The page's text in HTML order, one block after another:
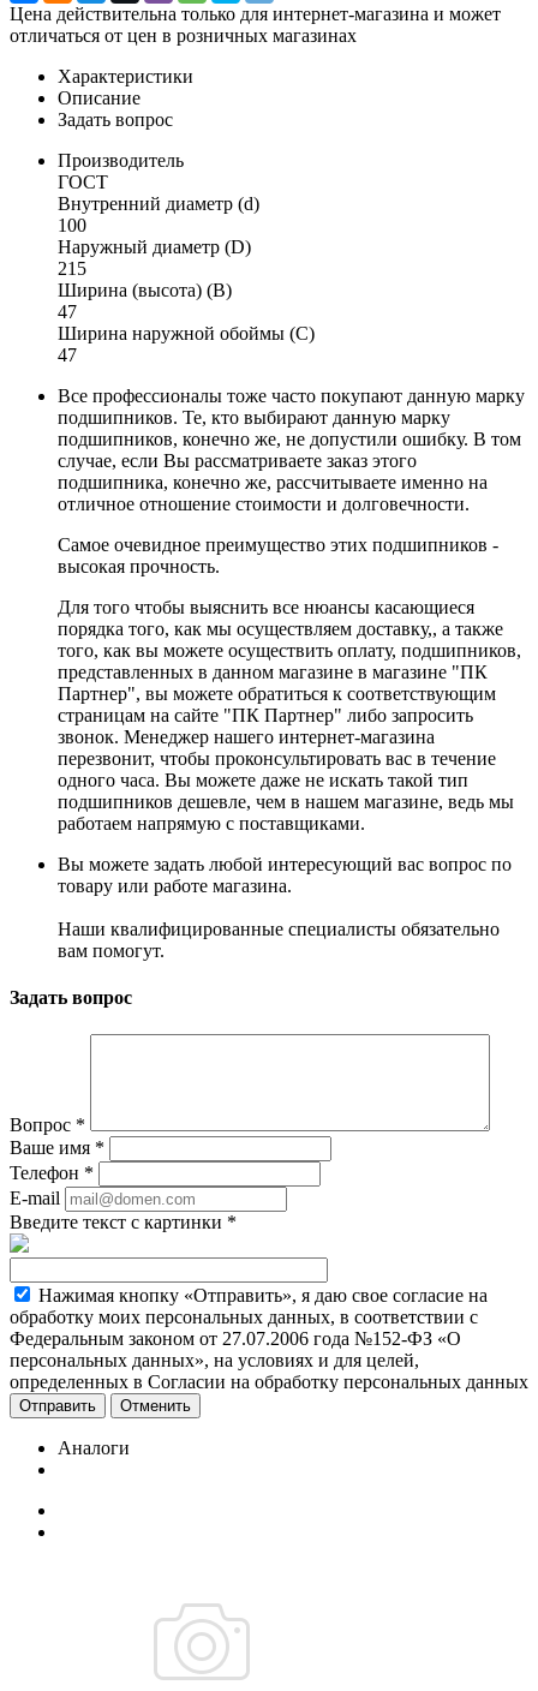
Цена действительна только для интернет-магазина и может
отличаться от цен в розничных магазинах
Характеристики
Описание
Задать вопрос
Производитель
ГОСТ
Внутренний диаметр (d)
100
Наружный диаметр (D)
215
Ширина (высота) (B)
47
Ширина наружной обоймы (C)
47
Все профессионалы тоже часто покупают данную марку
подшипников. Те, кто выбирают данную марку
подшипников, конечно же, не допустили ошибку. В том
случае, если Вы рассматриваете заказ этого
подшипника, конечно же, рассчитываете именно на
отличное отношение стоимости и долговечности.
Самое очевидное преимущество этих подшипников -
высокая прочность.
Для того чтобы выяснить все нюансы касающиеся
порядка того, как мы осуществляем доставку,, а также
того, как вы можете осуществить оплату, подшипников,
представленных в данном магазине в магазине "ПК
Партнер", вы можете обратиться к соответствующим
страницам на сайте "ПК Партнер" либо запросить
звонок. Менеджер нашего интернет-магазина
перезвонит, чтобы проконсультировать вас в течение
одного часа. Вы можете даже не искать такой тип
подшипников дешевле, чем в нашем магазине, ведь мы
работаем напрямую с поставщиками.
Вы можете задать любой интересующий вас вопрос по
товару или работе магазина.
Наши квалифицированные специалисты обязательно
вам помогут.
Задать вопрос
Вопрос *
Ваше имя *
Телефон *
E-mail
Введите текст с картинки *
Нажимая кнопку «Отправить», я даю свое согласие на
обработку моих персональных данных, в соответствии с
Федеральным законом от 27.07.2006 года №152-ФЗ «О
персональных данных», на условиях и для целей,
определенных в Согласии на обработку персональных данных
Отменить
Аналоги